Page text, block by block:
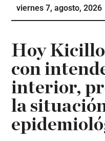
viernes 7, agosto, 2026
Hoy
con
interior,
la